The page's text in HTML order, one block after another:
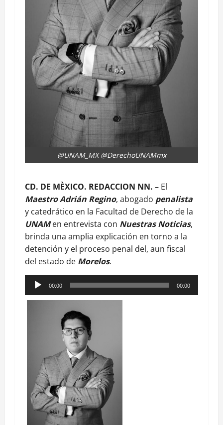
@UNAM_MX @DerechoUNAMmx
CD. DE MÈXICO. REDACCION NN. – El
Maestro Adrián Regino, abogado penalista
y catedrático en la Facultad de Derecho de la
UNAMen entrevista con Nuestras Noticias,
brinda una amplia explicación en torno a la
detención y el proceso penal del, aun fiscal
del estado de Morelos.
Reproductor
de
00:00 00:00